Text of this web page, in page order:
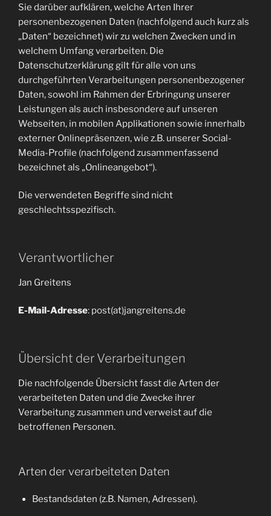
Sie darüber aufklären, welche Arten Ihrer
personenbezogenen Daten (nachfolgend auch kurz als
„Daten“ bezeichnet) wir zu welchen Zwecken und in
welchem Umfang verarbeiten. Die
Datenschutzerklärung gilt für alle von uns
durchgeführten Verarbeitungen personenbezogener
Daten, sowohl im Rahmen der Erbringung unserer
Leistungen als auch insbesondere auf unseren
Webseiten, in mobilen Applikationen sowie innerhalb
externer Onlinepräsenzen, wie z.B. unserer Social-
Media-Profile (nachfolgend zusammenfassend
bezeichnet als „Onlineangebot“).
Die verwendeten Begriffe sind nicht
geschlechtsspezifisch.
Verantwortlicher
Jan Greitens
E-Mail-Adresse: post(at)jangreitens.de
Übersicht der Verarbeitungen
Die nachfolgende Übersicht fasst die Arten der
verarbeiteten Daten und die Zwecke ihrer
Verarbeitung zusammen und verweist auf die
betroffenen Personen.
Arten der verarbeiteten Daten
Bestandsdaten (z.B. Namen, Adressen).